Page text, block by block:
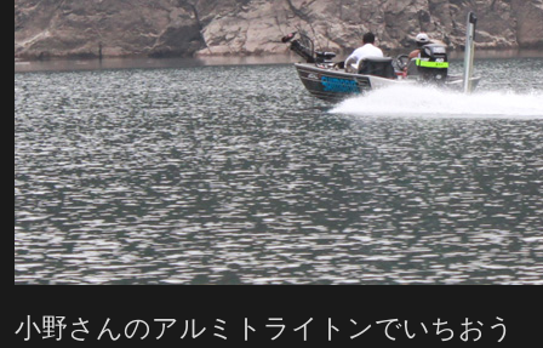
小野さんのアルミトライトンでいちおう